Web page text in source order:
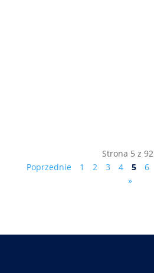
Strona 5 z 92
Poprzednie
1 2 3 4 5 6
»